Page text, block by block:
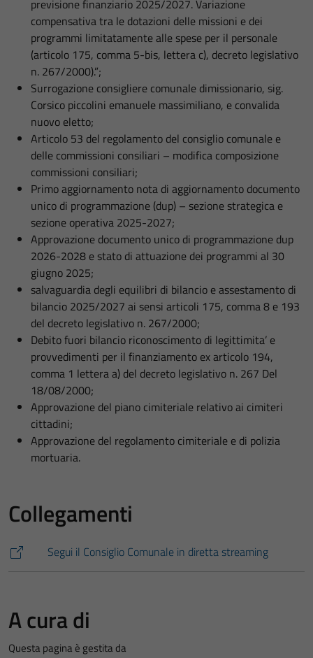
previsione finanziario 2025/2027. Variazione
compensativa tra le dotazioni delle missioni e dei
programmi limitatamente alle spese per il personale
(articolo 175, comma 5-bis, lettera c), decreto legislativo
n. 267/2000).”;
Surrogazione consigliere comunale dimissionario, sig.
Corsico piccolini emanuele massimiliano, e convalida
nuovo eletto;
Articolo 53 del regolamento del consiglio comunale e
delle commissioni consiliari – modifica composizione
commissioni consiliari;
Primo aggiornamento nota di aggiornamento documento
unico di programmazione (dup) – sezione strategica e
sezione operativa 2025-2027;
Approvazione documento unico di programmazione dup
2026-2028 e stato di attuazione dei programmi al 30
giugno 2025;
salvaguardia degli equilibri di bilancio e assestamento di
bilancio 2025/2027 ai sensi articoli 175, comma 8 e 193
del decreto legislativo n. 267/2000;
Debito fuori bilancio riconoscimento di legittimita’ e
provvedimenti per il finanziamento ex articolo 194,
comma 1 lettera a) del decreto legislativo n. 267 Del
18/08/2000;
Approvazione del piano cimiteriale relativo ai cimiteri
cittadini;
Approvazione del regolamento cimiteriale e di polizia
mortuaria.
Collegamenti
Segui il Consiglio Comunale in diretta streaming
A cura di
Questa pagina è gestita da